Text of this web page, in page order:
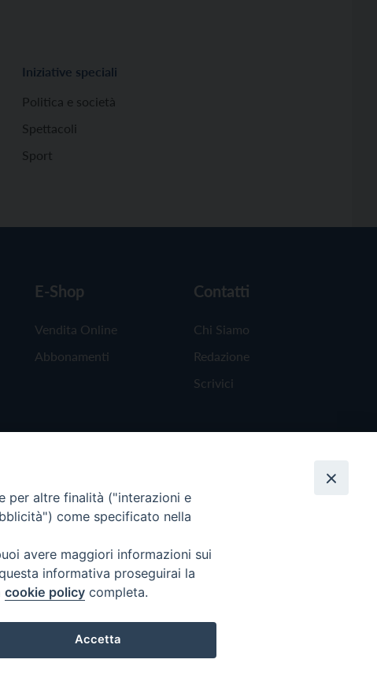
Iniziative speciali
Politica e società
Spettacoli
Sport
E-Shop
Vendita Online
Abbonamenti
Contatti
Chi Siamo
Redazione
Scrivici
per altre finalità ("interazioni e
come specificato nella
avere maggiori informazioni sui
informativa proseguirai la
cookie policy completa.
Accetta